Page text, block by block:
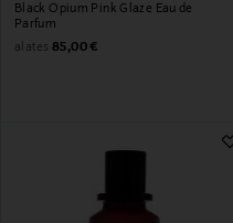
Black Opium Pink Glaze Eau de
Parfum
alates Original Price
85,00 €